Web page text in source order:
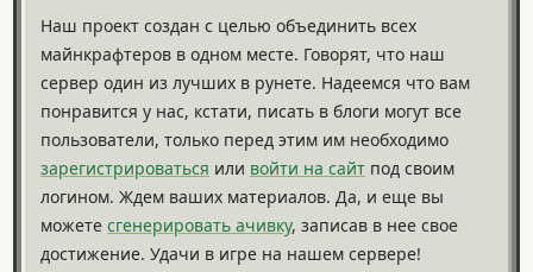
Наш проект создан с целью объединить всех
майнкрафтеров в одном месте. Говорят, что наш
сервер один из лучших в рунете. Надеемся что вам
понравится у нас, кстати, писать в блоги могут все
пользователи, только перед этим им необходимо
зарегистрироваться или войти на сайт под своим
логином. Ждем ваших материалов. Да, и еще вы
можете сгенерировать ачивку, записав в нее свое
достижение. Удачи в игре на нашем сервере!